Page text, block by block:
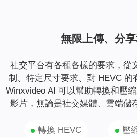
無限上傳、分
社交平台有各種各樣的要求，從
制、特定尺寸要求、對 HEVC 的
Winxvideo AI 可以幫助轉換和壓
影片，無論是社交媒體、雲端儲
轉換 HEVC 壓